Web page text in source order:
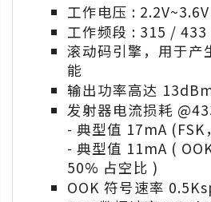
工作电压 : 2.2V~3.6V
工作频段 : 315 /
滚动码引擎，用于产
能
输出功率高达
发射器电流损耗
- 典型值 17mA
- 典型值 11mA (
50% 占空比 )
OOK 符号速率